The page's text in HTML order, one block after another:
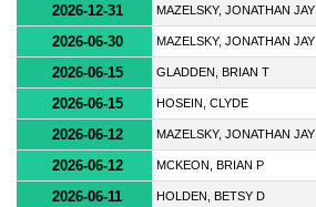
2026-12-31
MAZELSKY, JONATHAN JAY
2026-06-30 MAZELSKY, JONATHAN JAY
2026-06-15 GLADDEN, BRIAN T
2026-06-15 HOSEIN, CLYDE
2026-06-12 MAZELSKY, JONATHAN JAY
2026-06-12 MCKEON, BRIAN P
2026-06-11 HOLDEN, BETSY D